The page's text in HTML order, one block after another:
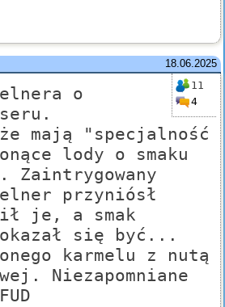
18.06.2025
11
4
o
mają "specjalność
lody o smaku
Zaintrygowany
przyniósł
je, a smak
się być...
karmelu z nutą
Niezapomniane